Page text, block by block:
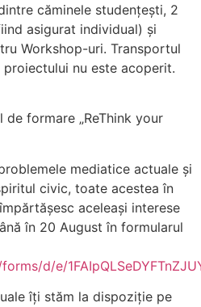
căminele studențești, 2
asigurat individual) și
Workshop-uri. Transportul
nu este acoperit.
formare „ReThink your
mediatice actuale și
civic, toate acestea în
aceleași interese
în 20 August în formularul
d/e/
îți stăm la dispoziție pe